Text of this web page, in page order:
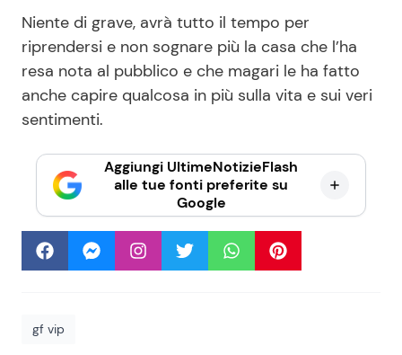
Niente di grave, avrà tutto il tempo per
riprendersi e non sognare più la casa che l’ha
resa nota al pubblico e che magari le ha fatto
anche capire qualcosa in più sulla vita e sui veri
sentimenti.
Aggiungi UltimeNotizieFlash
alle tue fonti preferite su
Google
gf vip